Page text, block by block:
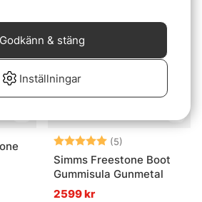
Betyg: (5)
Simms Freestone Boot
Gummisula Gunmetal
2599 kr
Inställningar
Godkänn & stäng